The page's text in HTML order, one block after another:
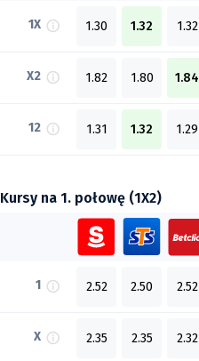
1X 1.30 1.32 1.32
X2 1.82 1.80 1.84
12 1.31 1.32 1.29
Kursy na 1. połowę (1X2)
1 2.52 2.50 2.52
X 2.35 2.35 2.32